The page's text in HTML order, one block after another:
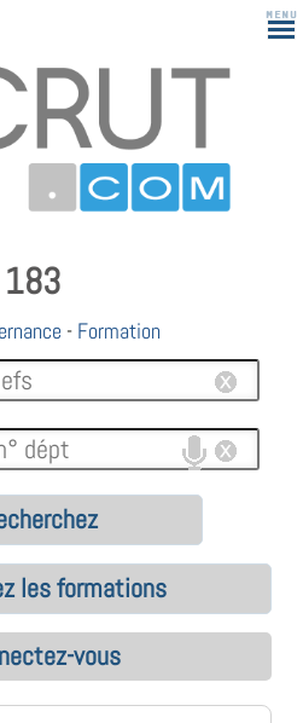
183
- Formation
les formations
vous